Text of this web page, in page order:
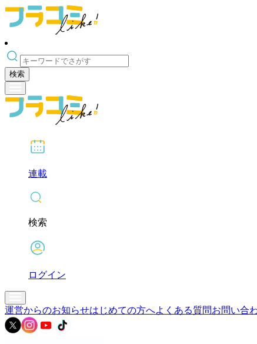
検索
連載
検索
ログイン
運営からのお知らせはじめての方へよくある質問お問い合